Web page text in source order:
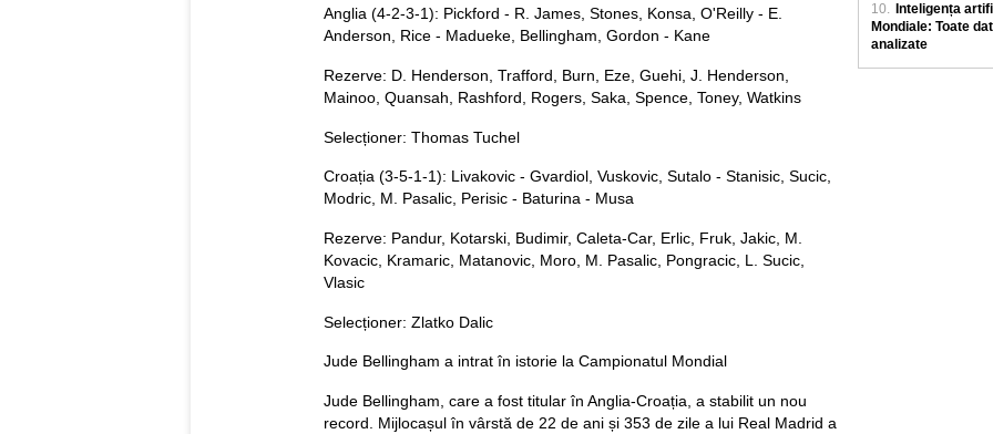
Anglia (4-2-3-1): Pickford - R. James, Stones, Konsa, O'Reilly - E.
Anderson, Rice - Madueke, Bellingham, Gordon - Kane
Rezerve: D. Henderson, Trafford, Burn, Eze, Guehi, J. Henderson,
Mainoo, Quansah, Rashford, Rogers, Saka, Spence, Toney, Watkins
Selecționer: Thomas Tuchel
Croația (3-5-1-1): Livakovic - Gvardiol, Vuskovic, Sutalo - Stanisic, Sucic,
Modric, M. Pasalic, Perisic - Baturina - Musa
Rezerve: Pandur, Kotarski, Budimir, Caleta-Car, Erlic, Fruk, Jakic, M.
Kovacic, Kramaric, Matanovic, Moro, M. Pasalic, Pongracic, L. Sucic,
Vlasic
Selecționer: Zlatko Dalic
Jude Bellingham a intrat în istorie la Campionatul Mondial
Jude Bellingham, care a fost titular în Anglia-Croația, a stabilit un nou
record. Mijlocașul în vârstă de 22 de ani și 353 de zile a lui Real Madrid a
10. Inteligența
Mondiale: Toate
analizate